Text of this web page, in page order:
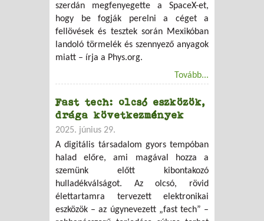
szerdán megfenyegette a SpaceX-et,
hogy be fogják perelni a céget a
fellövések és tesztek során Mexikóban
landoló törmelék és szennyező anyagok
miatt – írja a Phys.org.
Tovább...
Fast tech: olcsó eszközök,
drága következmények
2025. június 29.
A digitális társadalom gyors tempóban
halad előre, ami magával hozza a
szemünk előtt kibontakozó
hulladékválságot. Az olcsó, rövid
élettartamra tervezett elektronikai
eszközök – az úgynevezett „fast tech” –